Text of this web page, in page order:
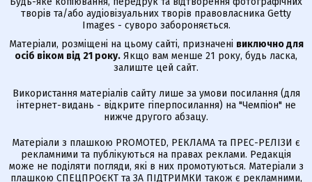
творів та/або аудіовізуальних творів правовласника Getty
Images - суворо забороняється.
Матеріали, розміщені на цьому сайті, призначені виключно для
осіб віком від 21 року. Якщо вам менше 21 року, будь ласка,
залиште цей сайт.
Використання матеріалів сайту лише за умови посилання (для
інтернет-видань - відкрите гіперпосилання) на "Чемпіон" не
нижче другого абзацу.
Матеріали з плашкою PROMOTED, РЕКЛАМА та ПРЕС-РЕЛІЗИ є
рекламними та публікуються на правах реклами. Редакція
може не поділяти погляди, які в них промотуються. Матеріали з
плашкою СПЕЦПРОЄКТ та ЗА ПІДТРИМКИ також є рекламними,